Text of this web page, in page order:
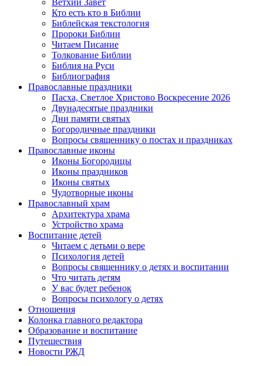
Ветхий Завет
Кто есть кто в Библии
Библейская текстология
Пророки Библии
Читаем Писание
Толкование Библии
Библия на Руси
Библиография
Православные праздники
Пасха, Светлое Христово Воскресение 2026
Двунадесятые праздники
Дни памяти святых
Богородичные праздники
Вопросы священнику о постах и праздниках
Православные иконы
Иконы Богородицы
Иконы праздников
Иконы святых
Чудотворные иконы
Православный храм
Архитектура храма
Устройство храма
Воспитание детей
Читаем с детьми о вере
Психология детей
Вопросы священнику о детях и воспитании
Что читать детям
У вас будет ребенок
Вопросы психологу о детях
Отношения
Колонка главного редактора
Образование и воспитание
Путешествия
Новости РЖД